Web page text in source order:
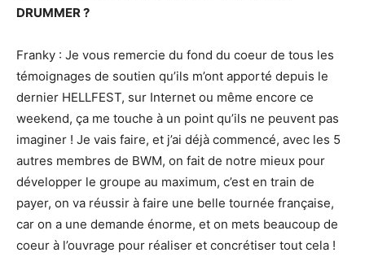
DRUMMER ?
Franky : Je vous remercie du fond du coeur de tous les
témoignages de soutien qu’ils m’ont apporté depuis le
dernier HELLFEST, sur Internet ou même encore ce
weekend, ça me touche à un point qu’ils ne peuvent pas
imaginer ! Je vais faire, et j’ai déjà commencé, avec les 5
autres membres de BWM, on fait de notre mieux pour
développer le groupe au maximum, c’est en train de
payer, on va réussir à faire une belle tournée française,
car on a une demande énorme, et on mets beaucoup de
coeur à l’ouvrage pour réaliser et concrétiser tout cela !